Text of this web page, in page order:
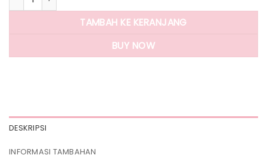
TAMBAH KE KERANJANG
BUY NOW
DESKRIPSI
INFORMASI TAMBAHAN